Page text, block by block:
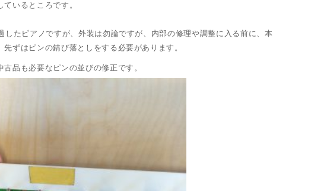
いるところです。
したピアノですが、外装は勿論ですが、内部の修理や調整に入る前に、本
ずはピンの錆び落としをする必要があります。
品も必要なピンの並びの修正です。